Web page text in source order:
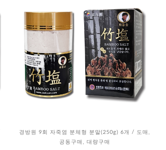
경방원 9회 자죽염 분체형 분말(250g) 6개 / 도매,
공동구매, 대량구매